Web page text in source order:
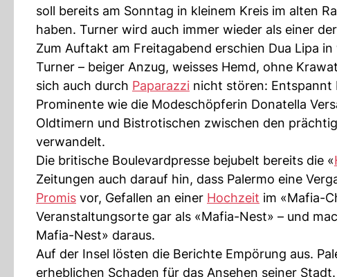
soll bereits am Sonntag in kleinem Kreis im alten
haben. Turner wird auch immer wieder als einer
Zum Auftakt am Freitagabend erschien Dua Lipa
Turner – beiger Anzug, weisses Hemd, ohne
sich auch durch Paparazzi nicht stören: Entspannt
Prominente wie die Modeschöpferin Donatella
Oldtimern und Bistrotischen zwischen den
verwandelt.
Die britische Boulevardpresse bejubelt bereits die «
Zeitungen auch darauf hin, dass Palermo eine
Promis vor, Gefallen an einer Hochzeit im «Mafia-
Veranstaltungsorte gar als «Mafia-Nest» – und
Mafia-Nest» daraus.
Auf der Insel lösten die Berichte Empörung aus.
erheblichen Schaden für das Ansehen seiner